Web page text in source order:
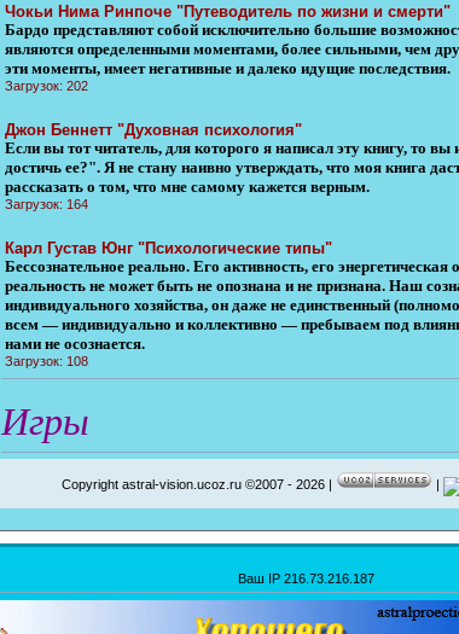
Чокьи Нима Ринпоче "Путеводитель по жизни и смерти"
Бардо представляют собой исключительно большие
являются определенными моментами, более сильными, чем
эти моменты, имеет негативные и далеко идущие последствия.
Загрузок: 202
Джон Беннетт "Духовная психология"
Если вы тот читатель, для которого я написал эту книгу, то
достичь ее?". Я не стану наивно утверждать, что моя книга
рассказать о том, что мне самому кажется верным.
Загрузок: 164
Карл Густав Юнг "Психологические типы"
Бессознательное реально. Его активность, его
реальность не может быть не опознана и не признана. Наш
индивидуального хозяйства, он даже не единственный
всем — индивидуально и коллективно — пребываем под
нами не осознается.
Загрузок: 108
Игры
Copyright astral-vision.ucoz.ru ©2007 - 2026 | |
Ваш IP 216.73.216.187